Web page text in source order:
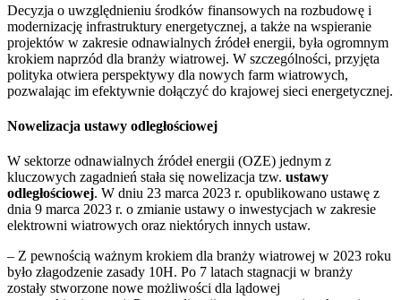
Decyzja o uwzględnieniu środków finansowych na rozbudowę i
modernizację infrastruktury energetycznej, a także na wspieranie
projektów w zakresie odnawialnych źródeł energii, była ogromnym
krokiem naprzód dla branży wiatrowej. W szczególności, przyjęta
polityka otwiera perspektywy dla nowych farm wiatrowych,
pozwalając im efektywnie dołączyć do krajowej sieci energetycznej.
Nowelizacja ustawy odległościowej
W sektorze odnawialnych źródeł energii (OZE) jednym z
kluczowych zagadnień stała się nowelizacja tzw. ustawy
odległościowej. W dniu 23 marca 2023 r. opublikowano ustawę z
dnia 9 marca 2023 r. o zmianie ustawy o inwestycjach w zakresie
elektrowni wiatrowych oraz niektórych innych ustaw.
– Z pewnością ważnym krokiem dla branży wiatrowej w 2023 roku
było złagodzenie zasady 10H. Po 7 latach stagnacji w branży
zostały stworzone nowe możliwości dla lądowej